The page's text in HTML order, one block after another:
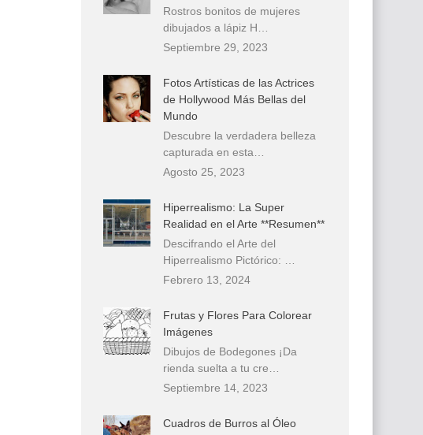
Rostros bonitos de mujeres
dibujados a lápiz H…
Septiembre 29, 2023
Fotos Artísticas de las Actrices
de Hollywood Más Bellas del
Mundo
Descubre la verdadera belleza
capturada en esta…
Agosto 25, 2023
Hiperrealismo: La Super
Realidad en el Arte **Resumen**
Descifrando el Arte del
Hiperrealismo Pictórico: …
Febrero 13, 2024
Frutas y Flores Para Colorear
Imágenes
Dibujos de Bodegones ¡Da
rienda suelta a tu cre…
Septiembre 14, 2023
Cuadros de Burros al Óleo